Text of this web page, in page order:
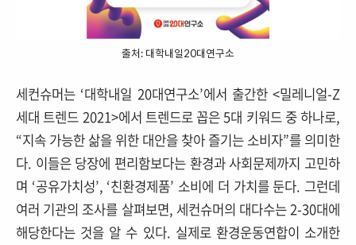
출처: 대학내일20대연구소
세컨슈머는 ‘대학내일 20대연구소’에서 출간한 <밀레니얼-Z
세대 트렌드 2021>에서 트렌드로 꼽은 5대 키워드 중 하나로,
“지속 가능한 삶을 위한 대안을 찾아 즐기는 소비자”를 의미한
다. 이들은 당장에 편리함보다는 환경과 사회문제까지 고민하
며 ‘공유가치성’, ‘친환경제품’ 소비에 더 가치를 둔다. 그런데
여러 기관의 조사를 살펴보면, 세컨슈머의 대다수는 2-30대에
해당한다는 것을 알 수 있다. 실제로 환경운동연합이 소개한